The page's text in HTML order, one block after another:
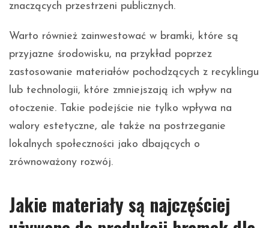
znaczących przestrzeni publicznych.
Warto również zainwestować w bramki, które są
przyjazne środowisku, na przykład poprzez
zastosowanie materiałów pochodzących z recyklingu
lub technologii, które zmniejszają ich wpływ na
otoczenie. Takie podejście nie tylko wpływa na
walory estetyczne, ale także na postrzeganie
lokalnych społeczności jako dbających o
zrównoważony rozwój.
Jakie materiały są najczęściej